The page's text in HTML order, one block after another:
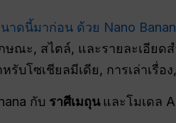
าดนี้มาก่อน ด้วย Nano
ษณะ, สไตล์, และรายละเอีย
บโซเชียลมีเดีย, การเล่าเรื่อ
กับ ราศีเมถุนและโมเดล